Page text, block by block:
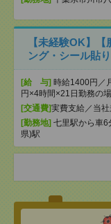
【未経験OK】
ング・シール貼
[給 与] 時給1400円／
円×4時間×21日勤務の
[交通費]実費支給／当社
[勤務地] 七里駅から車6
県)駅